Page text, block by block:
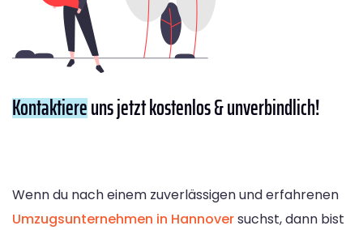
Kontaktiereuns jetzt kostenlos & unverbindlich!
Wenn du nach einem zuverlässigen und erfahrenen
Umzugsunternehmen in Hannoversuchst, dann bist